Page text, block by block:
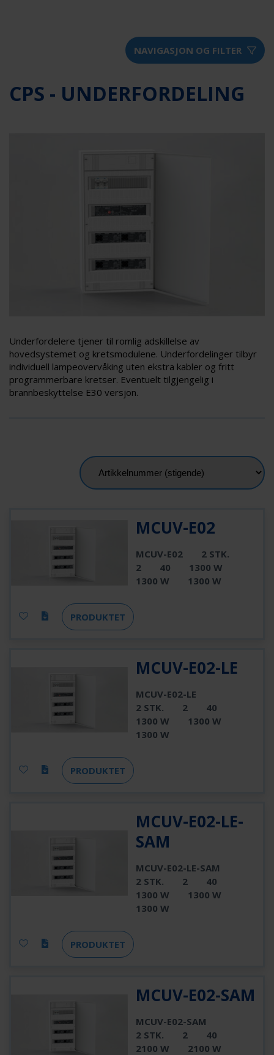
NAVIGASJON OG FILTER
CPS - UNDERFORDELING
Underfordelere tjener til romlig adskillelse av
hovedsystemet og kretsmodulene. Underfordelinger tilbyr
individuell lampeovervåking uten ekstra kabler og fritt
programmerbare kretser. Eventuelt tilgjengelig i
brannbeskyttelse E30 versjon.
MCUV-E02
MCUV-E02
2 STK.
2
40
1300 W
1300 W
1300 W
PRODUKTET
MCUV-E02-LE
MCUV-E02-LE
2 STK.
2
40
1300 W
1300 W
1300 W
PRODUKTET
MCUV-E02-LE-
SAM
MCUV-E02-LE-SAM
2 STK.
2
40
1300 W
1300 W
1300 W
PRODUKTET
MCUV-E02-SAM
MCUV-E02-SAM
2 STK.
2
40
2100 W
2100 W